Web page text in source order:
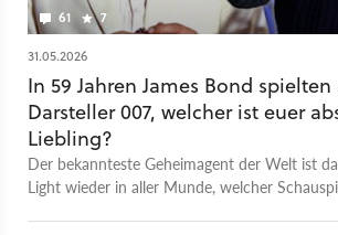
61 7
31.05.2026
In 59 Jahren James Bond spielten
Darsteller 007, welcher ist euer
Liebling?
Der bekannteste Geheimagent der Welt ist
Light wieder in aller Munde, welcher